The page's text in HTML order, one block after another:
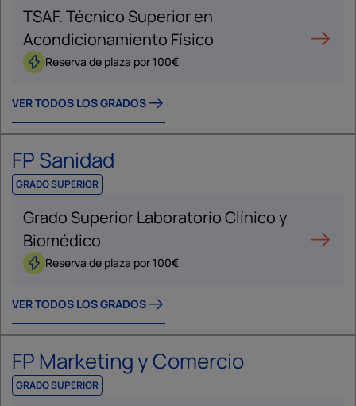
TSAF. Técnico Superior en
Acondicionamiento Físico
Reserva de plaza por 100€
VER TODOS LOS GRADOS
FP Sanidad
GRADO SUPERIOR
Grado Superior Laboratorio Clínico y
Biomédico
Reserva de plaza por 100€
VER TODOS LOS GRADOS
FP Marketing y Comercio
GRADO SUPERIOR